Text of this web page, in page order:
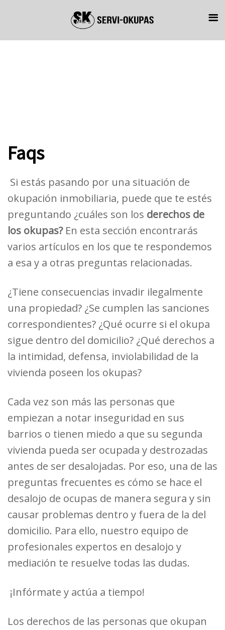
primary
Faqs
Si estás pasando por una situación de
okupación inmobiliaria, puede que te estés
preguntando ¿cuáles son los derechos de
los okupas?En esta sección encontrarás
varios artículos en los que te respondemos
a esa y a otras preguntas relacionadas.
¿Tiene consecuencias invadir ilegalmente
una propiedad? ¿Se cumplen las sanciones
correspondientes? ¿Qué ocurre si el okupa
sigue dentro del domicilio? ¿Qué derechos a
la intimidad, defensa, inviolabilidad de la
vivienda poseen los okupas?
Cada vez son más las personas que
empiezan a notar inseguridad en sus
barrios o tienen miedo a que su segunda
vivienda pueda ser ocupada y destrozadas
antes de ser desalojadas. Por eso, una de las
preguntas frecuentes es cómo se hace el
desalojo de ocupas de manera segura y sin
causar problemas dentro y fuera de la del
domicilio. Para ello, nuestro equipo de
profesionales expertos en desalojo y
mediación te resuelve todas las dudas.
¡Infórmate y actúa a tiempo!
Los derechos de las personas que okupan